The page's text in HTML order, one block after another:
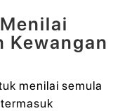
Kewangan
menilai semula